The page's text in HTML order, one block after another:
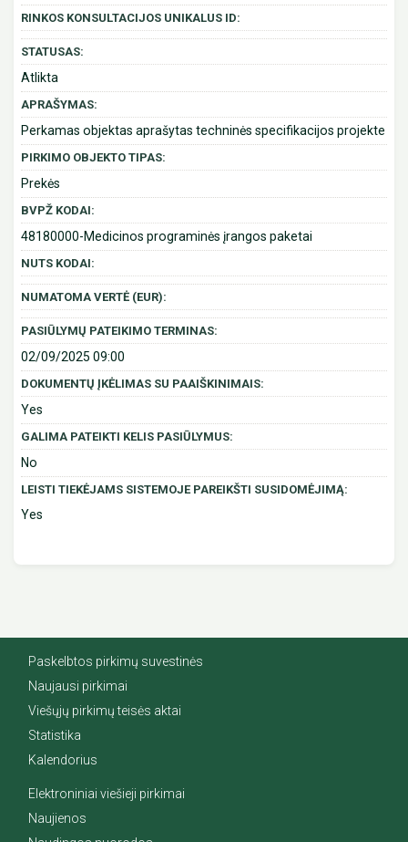
RINKOS KONSULTACIJOS UNIKALUS ID:
STATUSAS:
Atlikta
APRAŠYMAS:
Perkamas objektas aprašytas techninės specifikacijos projekte
PIRKIMO OBJEKTO TIPAS:
Prekės
BVPŽ KODAI:
48180000-Medicinos programinės įrangos paketai
NUTS KODAI:
NUMATOMA VERTĖ (EUR):
PASIŪLYMŲ PATEIKIMO TERMINAS:
02/09/2025 09:00
DOKUMENTŲ ĮKĖLIMAS SU PAAIŠKINIMAIS:
Yes
GALIMA PATEIKTI KELIS PASIŪLYMUS:
No
LEISTI TIEKĖJAMS SISTEMOJE PAREIKŠTI SUSIDOMĖJIMĄ:
Yes
Paskelbtos pirkimų suvestinės
Naujausi pirkimai
Viešųjų pirkimų teisės aktai
Statistika
Kalendorius
Elektroniniai viešieji pirkimai
Naujienos